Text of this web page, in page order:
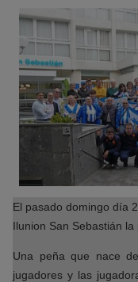
El pasado domingo día
Ilunion San Sebastián
Una peña que nace
jugadores y las